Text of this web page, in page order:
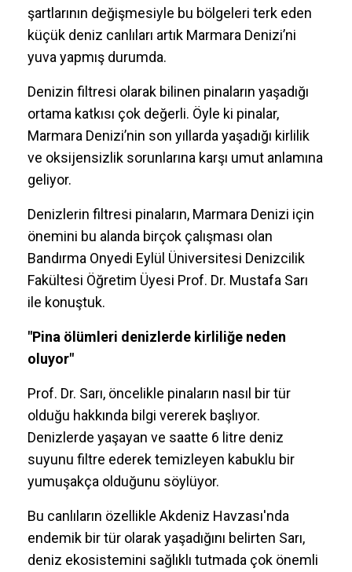
şartlarının değişmesiyle bu bölgeleri terk eden
küçük deniz canlıları artık Marmara Denizi’ni
yuva yapmış durumda.
Denizin filtresi olarak bilinen pinaların yaşadığı
ortama katkısı çok değerli. Öyle ki pinalar,
Marmara Denizi’nin son yıllarda yaşadığı kirlilik
ve oksijensizlik sorunlarına karşı umut anlamına
geliyor.
Denizlerin filtresi pinaların, Marmara Denizi için
önemini bu alanda birçok çalışması olan
Bandırma Onyedi Eylül Üniversitesi Denizcilik
Fakültesi Öğretim Üyesi Prof. Dr. Mustafa Sarı
ile konuştuk.
"Pina ölümleri denizlerde kirliliğe neden
oluyor"
Prof. Dr. Sarı, öncelikle pinaların nasıl bir tür
olduğu hakkında bilgi vererek başlıyor.
Denizlerde yaşayan ve saatte 6 litre deniz
suyunu filtre ederek temizleyen kabuklu bir
yumuşakça olduğunu söylüyor.
Bu canlıların özellikle Akdeniz Havzası'nda
endemik bir tür olarak yaşadığını belirten Sarı,
deniz ekosistemini sağlıklı tutmada çok önemli